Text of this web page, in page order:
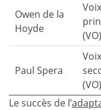
Owen de la
Hoyde
Voix
(VO)
Paul Spera
Voix
(VO)
Le succès de l’